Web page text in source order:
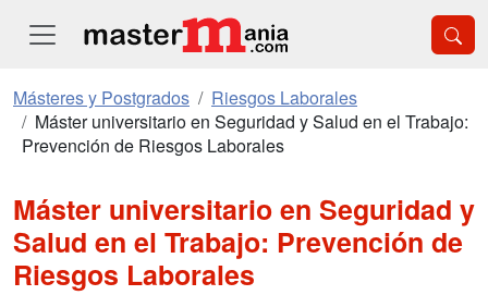
Másteres y Postgrados
Riesgos Laborales
Máster universitario en Seguridad y Salud en el Trabajo:
Prevención de Riesgos Laborales
Máster universitario en Seguridad y
Salud en el Trabajo: Prevención de
Riesgos Laborales